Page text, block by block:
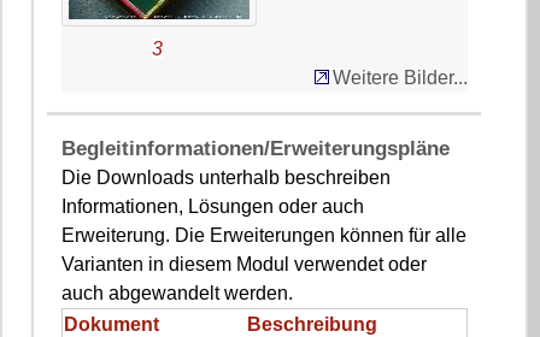
3
Weitere Bilder...
Begleitinformationen/Erweiterungspläne
Die Downloads unterhalb beschreiben
Informationen, Lösungen oder auch
Erweiterung. Die Erweiterungen können für alle
Varianten in diesem Modul verwendet oder
auch abgewandelt werden.
Dokument
Beschreibung